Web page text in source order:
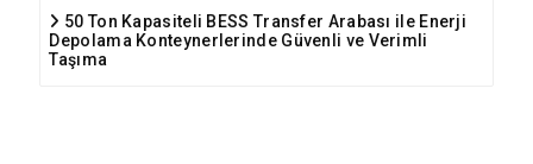
50 Ton Kapasiteli BESS Transfer Arabası ile Enerji
Depolama Konteynerlerinde Güvenli ve Verimli
Taşıma